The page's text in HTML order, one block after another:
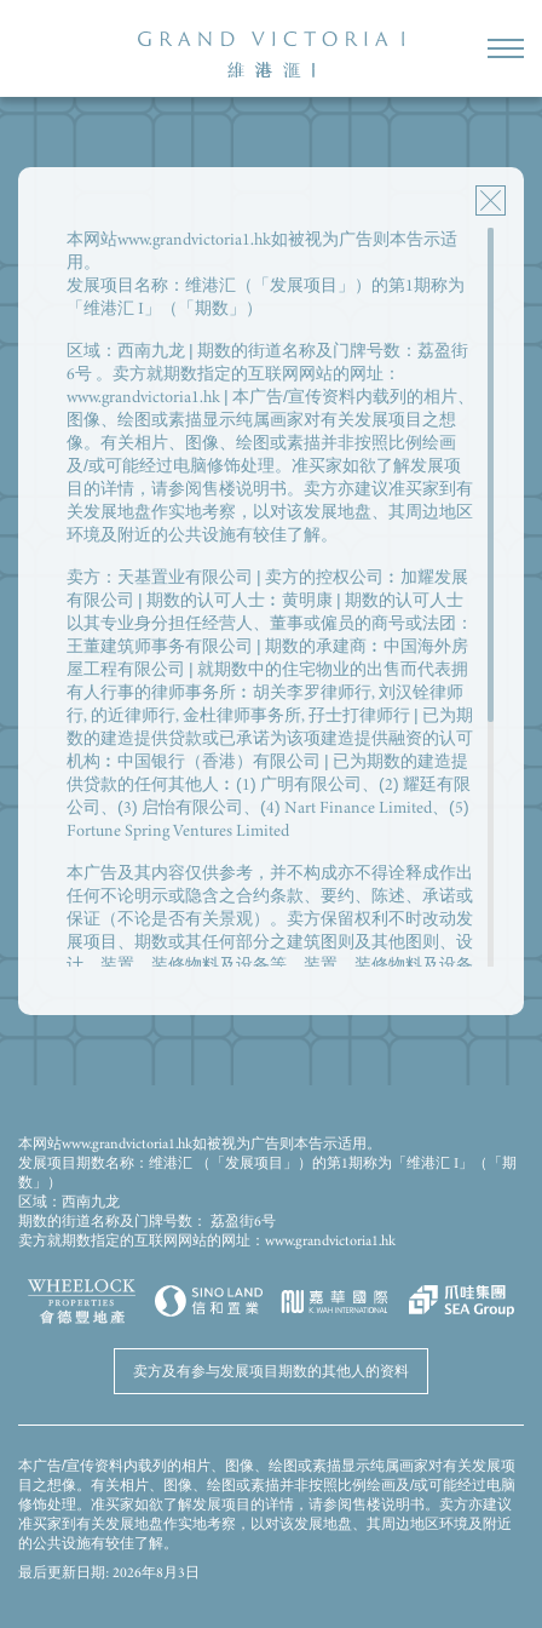
本网站www.grandvictoria1.hk如被视为广告则本告示适
用。
发展项目名称：维港汇（「发展项目」）的第1期称为
「维港汇 I」（「期数」）
区域：西南九龙 | 期数的街道名称及门牌号数：荔盈街
6号 。卖方就期数指定的互联网网站的网址：
www.grandvictoria1.hk | 本广告/宣传资料内载列的相片、
图像、绘图或素描显示纯属画家对有关发展项目之想
像。有关相片、图像、绘图或素描并非按照比例绘画
及/或可能经过电脑修饰处理。准买家如欲了解发展项
目的详情，请参阅售楼说明书。卖方亦建议准买家到有
关发展地盘作实地考察，以对该发展地盘、其周边地区
环境及附近的公共设施有较佳了解。
卖方：天基置业有限公司 | 卖方的控权公司︰加耀发展
有限公司 | 期数的认可人士︰黄明康 | 期数的认可人士
以其专业身分担任经营人、董事或僱员的商号或法团：
王董建筑师事务有限公司 | 期数的承建商︰中国海外房
屋工程有限公司 | 就期数中的住宅物业的出售而代表拥
有人行事的律师事务所︰胡关李罗律师行, 刘汉铨律师
行, 的近律师行, 金杜律师事务所, 孖士打律师行 | 已为期
数的建造提供贷款或已承诺为该项建造提供融资的认可
机构︰中国银行（香港）有限公司 | 已为期数的建造提
供贷款的任何其他人︰(1) 广明有限公司、(2) 耀廷有限
公司、(3) 启怡有限公司、(4) Nart Finance Limited、(5)
Fortune Spring Ventures Limited
本广告及其内容仅供参考，并不构成亦不得诠释成作出
任何不论明示或隐含之合约条款、要约、陈述、承诺或
保证（不论是否有关景观）。卖方保留权利不时改动发
展项目、期数或其任何部分之建筑图则及其他图则、设
计、装置、装修物料及设备等。装置、装修物料及设备
地区日后可能出现改变。住宅物业市场情况不时变化，
所有相关资料及仔细考量。如有疑问，应寻求专业意
见。
卖方建议准买方参阅有关售楼说明书，以了解发展项目
或期数的资料。详情请参閲售楼説明书。 | 本广告由卖
最后更新日期: 2026年8月3日
本网站www.grandvictoria1.hk如被视为广告则本告示适用。
发展项目期数名称：维港汇 （「发展项目」）的第1期称为「维港汇 I」（「期
数」）
区域：西南九龙
期数的街道名称及门牌号数： 荔盈街6号
卖方就期数指定的互联网网站的网址：www.grandvictoria1.hk
卖方及有参与发展项目期数的其他人的资料
本广告/宣传资料内载列的相片、图像、绘图或素描显示纯属画家对有关发展项
目之想像。有关相片、图像、绘图或素描并非按照比例绘画及/或可能经过电脑
修饰处理。准买家如欲了解发展项目的详情，请参阅售楼说明书。卖方亦建议
准买家到有关发展地盘作实地考察，以对该发展地盘、其周边地区环境及附近
的公共设施有较佳了解。
最后更新日期: 2026年8月3日